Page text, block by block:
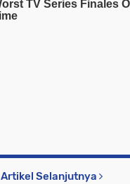
Artikel Selanjutnya